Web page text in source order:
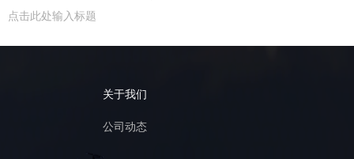
关于我们
公司动态